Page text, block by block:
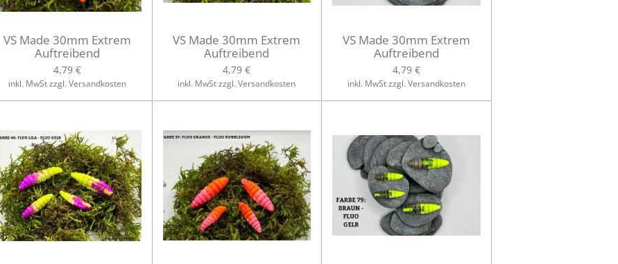
VS Made 30mm Extrem
Auftreibend
4,79 €
inkl. MwSt zzgl. Versandkosten
VS Made 30mm Extrem
Auftreibend
4,79 €
inkl. MwSt zzgl. Versandkosten
VS Made 30mm Extrem
Auftreibend
4,79 €
inkl. MwSt zzgl. Versandkosten